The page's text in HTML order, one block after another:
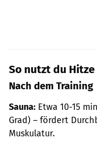
So nutzt du
Nach dem Training
Sauna: Etwa 10-15
Grad) – fördert
Muskulatur.